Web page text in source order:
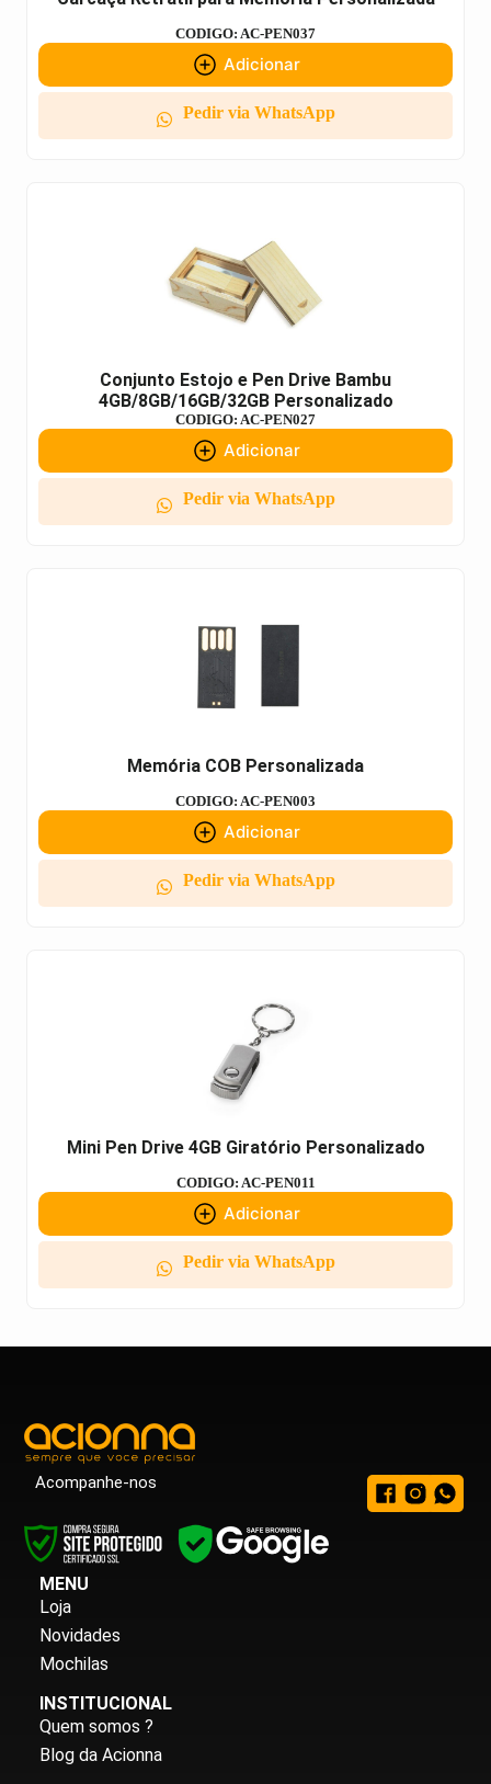
CODIGO: AC-PEN037
Adicionar
Pedir via WhatsApp
Conjunto Estojo e Pen Drive Bambu
4GB/8GB/16GB/32GB Personalizado
CODIGO: AC-PEN027
Adicionar
Pedir via WhatsApp
Memória COB Personalizada
CODIGO: AC-PEN003
Adicionar
Pedir via WhatsApp
Mini Pen Drive 4GB Giratório Personalizado
CODIGO: AC-PEN011
Adicionar
Pedir via WhatsApp
Acompanhe-nos
MENU
Loja
Novidades
Mochilas
INSTITUCIONAL
Quem somos ?
Blog da Acionna